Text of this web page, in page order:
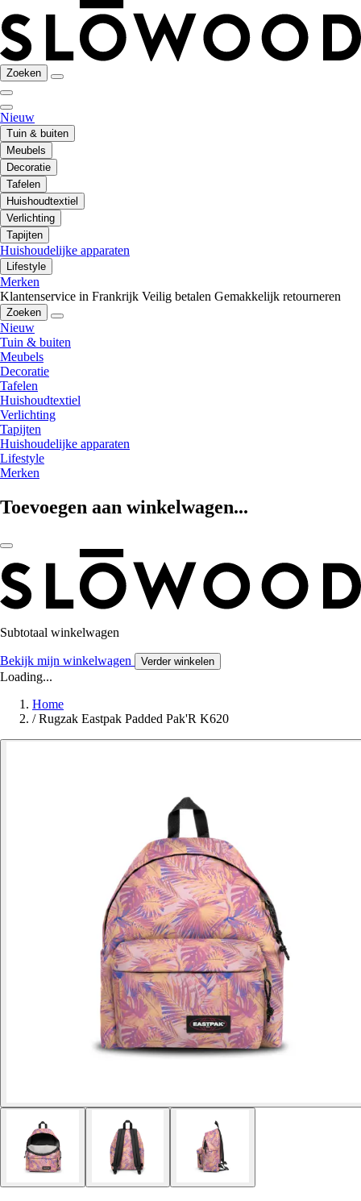
Zoeken
Nieuw
Tuin & buiten
Meubels
Decoratie
Tafelen
Huishoudtextiel
Verlichting
Tapijten
Huishoudelijke apparaten
Lifestyle
Merken
Klantenservice in Frankrijk Veilig betalen Gemakkelijk retourneren
Zoeken
Nieuw
Tuin & buiten
Meubels
Decoratie
Tafelen
Huishoudtextiel
Verlichting
Tapijten
Huishoudelijke apparaten
Lifestyle
Merken
Toevoegen aan winkelwagen...
Subtotaal winkelwagen
Bekijk mijn winkelwagen Verder winkelen
Loading...
Home
/ Rugzak Eastpak Padded Pak'R K620